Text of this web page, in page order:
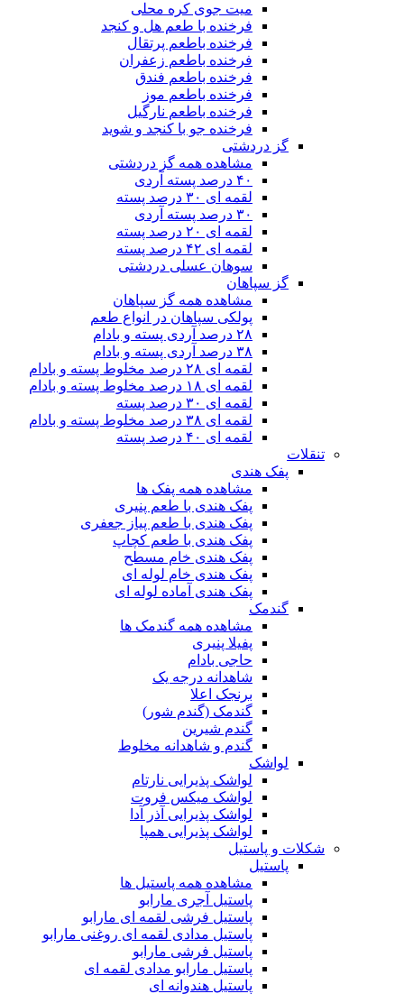
میت جوی کره محلی
فرخنده با طعم هل و کنجد
فرخنده باطعم پرتقال
فرخنده باطعم زعفران
فرخنده باطعم فندق
فرخنده باطعم موز
فرخنده باطعم نارگیل
فرخنده جو با کنجد و شوید
گز دردشتی
مشاهده همه گز دردشتی
۴۰ درصد پسته آردی
لقمه ای ۳۰ درصد پسته
۳۰ درصد پسته آردی
لقمه ای ۲۰ درصد پسته
لقمه ای ۴۲ درصد پسته
سوهان عسلی دردشتی
گز سپاهان
مشاهده همه گز سپاهان
پولکی سپاهان در انواع طعم
۲۸ درصد آردی پسته و بادام
۳۸ درصد آردی پسته و بادام
لقمه ای ۲۸ درصد مخلوط پسته و بادام
لقمه ای ۱۸ درصد مخلوط پسته و بادام
لقمه ای ۳۰ درصد پسته
لقمه ای ۳۸ درصد مخلوط پسته و بادام
لقمه ای ۴۰ درصد پسته
تنقلات
پفک هندی
مشاهده همه پفک ها
پفک هندی با طعم پنیری
پفک هندی با طعم پیاز جعفری
پفک هندی با طعم کچاپ
پفک هندی خام مسطح
پفک هندی خام لوله ای
پفک هندی آماده لوله ای
گندمک
مشاهده همه گندمک ها
پفیلا پنیری
حاجی بادام
شاهدانه درجه یک
برنجک اعلا
گندمک (گندم شور)
گندم شیرین
گندم و شاهدانه مخلوط
لواشک
لواشک پذیرایی نارتام
لواشک میکس فروت
لواشک پذیرایی آذر آدا
لواشک پذیرایی همپا
شکلات و پاستیل
پاستیل
مشاهده همه پاستیل ها
پاستیل آجری مارابو
پاستیل فرشی لقمه ای مارابو
پاستیل مدادی لقمه ای روغنی مارابو
پاستیل فرشی مارابو
پاستیل مارابو مدادی لقمه ای
پاستیل هندوانه ای